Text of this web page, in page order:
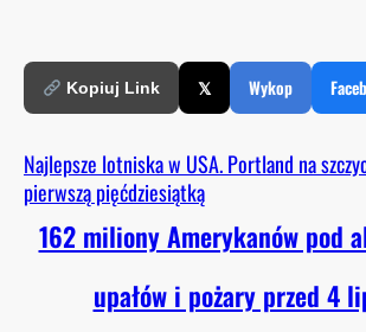
Kopiuj Link 𝕏 Wykop
Najlepsze lotniska w USA. Portland na
pierwszą pięćdziesiątką
162 miliony Amerykanów pod
upałów i pożary przed 4